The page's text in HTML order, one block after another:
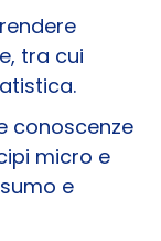
tra cui
conoscenze
micro e
e